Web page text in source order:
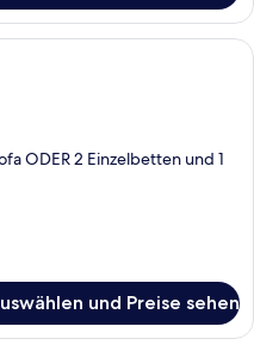
Hotelzimmer mit Bett, Schrank,
ODER 2 Einzelbetten und 1
und Preise sehen